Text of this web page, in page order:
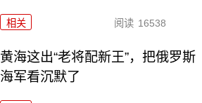
相关 阅读 16538
黄海这出“老将配新王”，把俄罗斯
海军看沉默了